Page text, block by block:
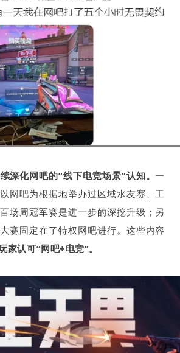
深化网吧的“线下电竞场景”认知。一
网吧为根据地举办过区域水友赛、工
场周冠军赛是进一步的深挖升级；另
赛固定在了特权网吧进行。这些内容
家认可“网吧+电竞”。